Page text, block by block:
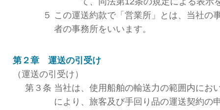
５ この運送約款で「営業所」とは、当社の
者の事務所をいいます。
第２章 運送の引受け
（運送の引受け）
第３条 当社は、使用船舶の輸送力の範囲内にお
により、旅客及び手回り品の運送契約の